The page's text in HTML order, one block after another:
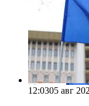
12:0305 авг